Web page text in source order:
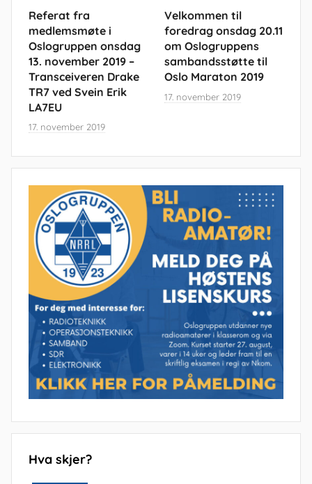
Referat fra
medlemsmøte i
Oslogruppen onsdag
13. november 2019 –
Transceiveren Drake
TR7 ved Svein Erik
LA7EU
17. november 2019
Velkommen til
foredrag onsdag 20.11
om Oslogruppens
sambandsstøtte til
Oslo Maraton 2019
17. november 2019
Hva skjer?